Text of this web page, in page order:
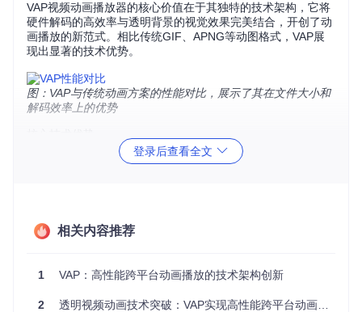
VAP视频动画播放器的核心价值在于其独特的技术架构，它将
硬件解码的高效率与透明背景的视觉效果完美结合，开创了动
画播放的新范式。相比传统GIF、APNG等动图格式，VAP展
现出显著的技术优势。
图：VAP与传统动画方案的性能对比，展示了其在文件大小和
解码效率上的优势
：采用H.264编码（一种高效视频压缩标
硬件加速解码：利用设备GPU进行硬件解码，解码效率较
纯软件解码提升300%，确保动画播放流畅不卡顿。
全平台透明通道支持 ：创新的Alpha通道处理技术，实现视
频动画的透明背景效果，突破传统视频格式的视觉限制。
登录后查看全文
相关内容推荐
1 VAP：高性能跨平台动画播放的技术架构创新
2 透明视频动画技术突破：VAP实现高性能跨平台动画渲染的创新方案